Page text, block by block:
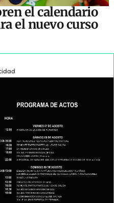
el calendario
el nuevo curso